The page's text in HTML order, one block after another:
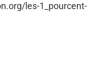
les-1_pourcent-